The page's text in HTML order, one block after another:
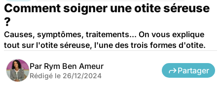
Comment soigner une otite séreuse
?
Causes, symptômes, traitements... On vous explique
tout sur l'otite séreuse, l'une des trois formes d'otite.
Par Rym Ben Ameur
Rédigé le 26/12/2024
Partager